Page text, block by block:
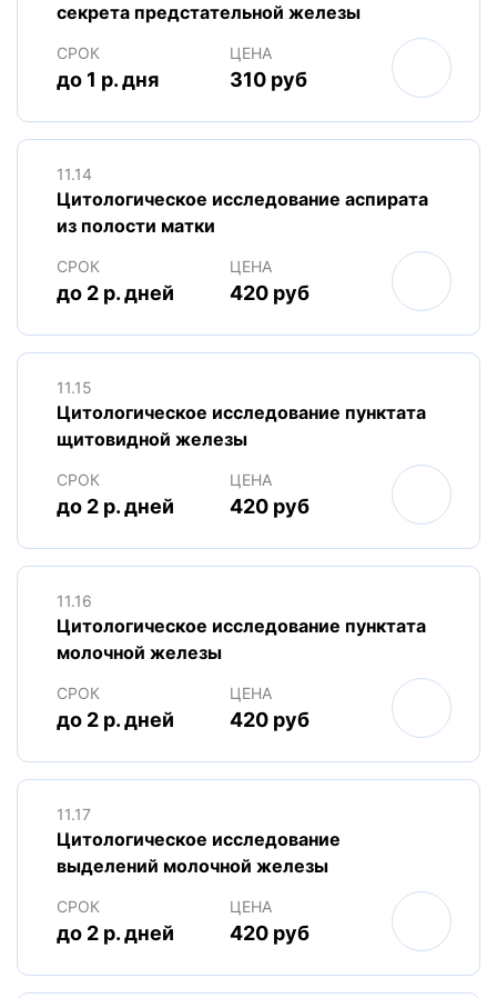
секрета предстательной железы
СРОК
до 1 р. дня
ЦЕНА
310 руб
11.14
Цитологическое исследование аспирата
из полости матки
СРОК
до 2 р. дней
ЦЕНА
420 руб
11.15
Цитологическое исследование пунктата
щитовидной железы
СРОК
до 2 р. дней
ЦЕНА
420 руб
11.16
Цитологическое исследование пунктата
молочной железы
СРОК
до 2 р. дней
ЦЕНА
420 руб
11.17
Цитологическое исследование
выделений молочной железы
СРОК
до 2 р. дней
ЦЕНА
420 руб